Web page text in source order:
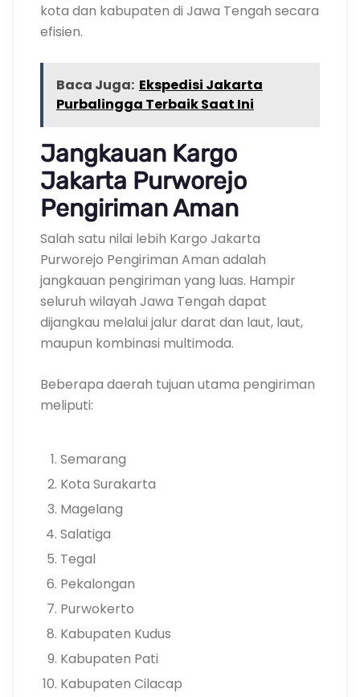
kota dan kabupaten di Jawa Tengah secara
efisien.
Baca Juga: Ekspedisi Jakarta
Purbalingga Terbaik Saat Ini
Jangkauan Kargo
Jakarta Purworejo
Pengiriman Aman
Salah satu nilai lebih Kargo Jakarta
Purworejo Pengiriman Aman adalah
jangkauan pengiriman yang luas. Hampir
seluruh wilayah Jawa Tengah dapat
dijangkau melalui jalur darat dan laut, laut,
maupun kombinasi multimoda.
Beberapa daerah tujuan utama pengiriman
meliputi:
Semarang
Kota Surakarta
Magelang
Salatiga
Tegal
Pekalongan
Purwokerto
Kabupaten Kudus
Kabupaten Pati
Kabupaten Cilacap